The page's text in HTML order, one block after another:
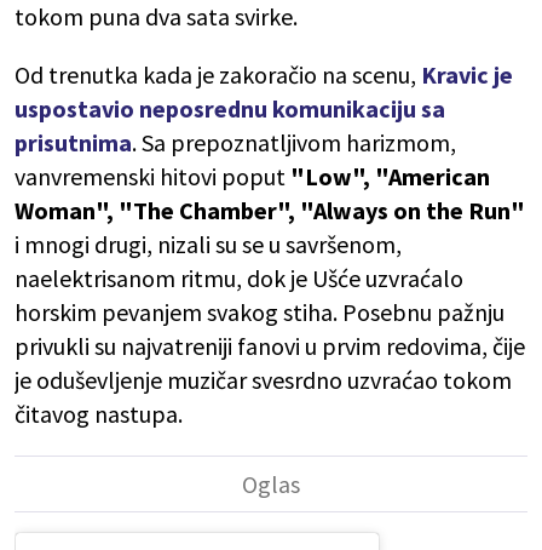
tokom puna dva sata svirke.
Od trenutka kada je zakoračio na scenu, Kravic je
uspostavio neposrednu komunikaciju sa
prisutnima. Sa prepoznatljivom harizmom,
vanvremenski hitovi poput "Low", "American
Woman", "The Chamber", "Always on the Run"
i mnogi drugi, nizali su se u savršenom,
naelektrisanom ritmu, dok je Ušće uzvraćalo
horskim pevanjem svakog stiha. Posebnu pažnju
privukli su najvatreniji fanovi u prvim redovima, čije
je oduševljenje muzičar svesrdno uzvraćao tokom
čitavog nastupa.